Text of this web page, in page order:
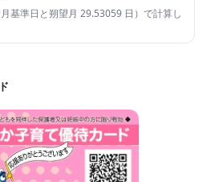
基準日と朔望月 29.53059 日）で計算し